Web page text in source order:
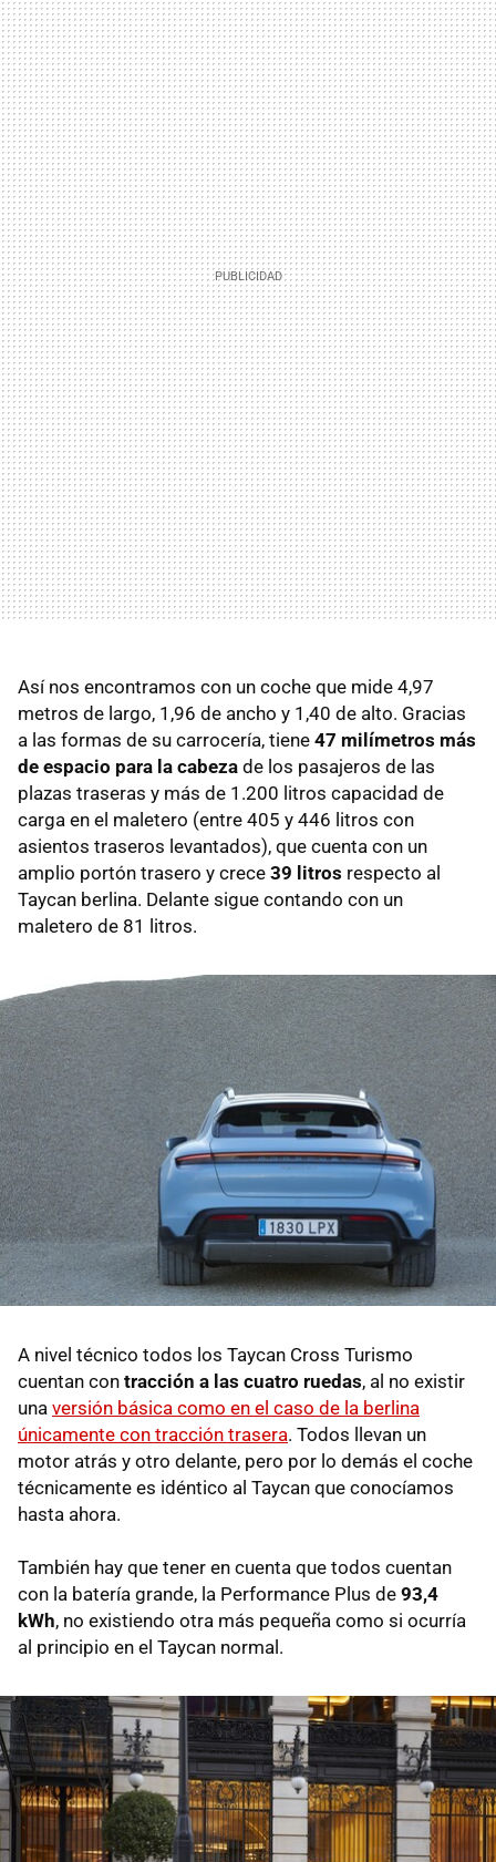
Así nos encontramos con un coche que mide 4,97
metros de largo, 1,96 de ancho y 1,40 de alto. Gracias
a las formas de su carrocería, tiene 47 milímetros más
de espacio para la cabeza de los pasajeros de las
plazas traseras y más de 1.200 litros capacidad de
carga en el maletero (entre 405 y 446 litros con
asientos traseros levantados), que cuenta con un
amplio portón trasero y crece 39 litros respecto al
Taycan berlina. Delante sigue contando con un
maletero de 81 litros.
A nivel técnico todos los Taycan Cross Turismo
cuentan con tracción a las cuatro ruedas, al no existir
una versión básica como en el caso de la berlina
únicamente con tracción trasera. Todos llevan un
motor atrás y otro delante, pero por lo demás el coche
técnicamente es idéntico al Taycan que conocíamos
hasta ahora.
También hay que tener en cuenta que todos cuentan
con la batería grande, la Performance Plus de 93,4
kWh, no existiendo otra más pequeña como si ocurría
al principio en el Taycan normal.